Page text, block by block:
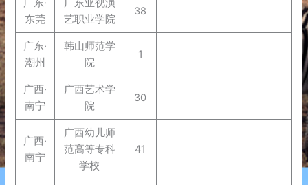
广东·
东莞
广东亚视演
艺职业学院
38
广东·
潮州
韩山师范学
院
1
广西·
南宁
广西艺术学
院
30
广西·
南宁
广西幼儿师
范高等专科
学校
41